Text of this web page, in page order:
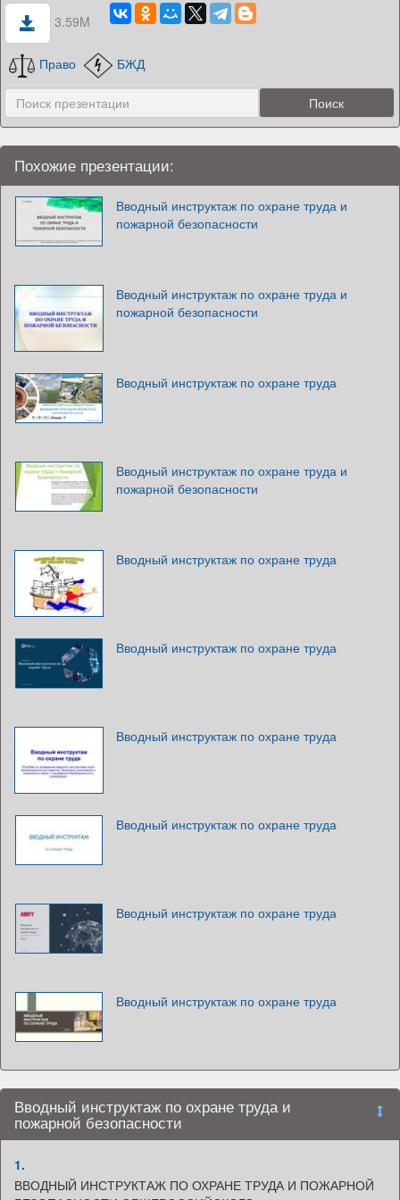
3.59M
Право БЖД
Похожие презентации:
Вводный инструктаж по охране труда и
пожарной безопасности
Вводный инструктаж по охране труда и
пожарной безопасности
Вводный инструктаж по охране труда
Вводный инструктаж по охране труда и
пожарной безопасности
Вводный инструктаж по охране труда
Вводный инструктаж по охране труда
Вводный инструктаж по охране труда
Вводный инструктаж по охране труда
Вводный инструктаж по охране труда
Вводный инструктаж по охране труда
Вводный инструктаж по охране труда и
пожарной безопасности
1.
ВВОДНЫЙ ИНСТРУКТАЖ ПО ОХРАНЕ ТРУДА И ПОЖАРНОЙ